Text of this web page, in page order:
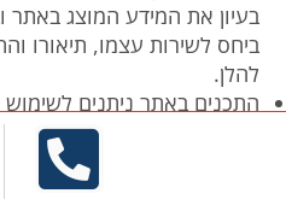
בעיון את המידע המוצג באתר
ביחס לשירות עצמו, תיאורו
להלן.
לא ניתן להתאימם לצרכיו של
תהיה לגולש כל טענה, תביעה
האתר בגין תכונות של